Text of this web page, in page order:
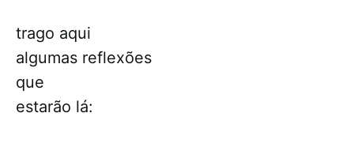
trago aqui
algumas reflexões
que
estarão lá: